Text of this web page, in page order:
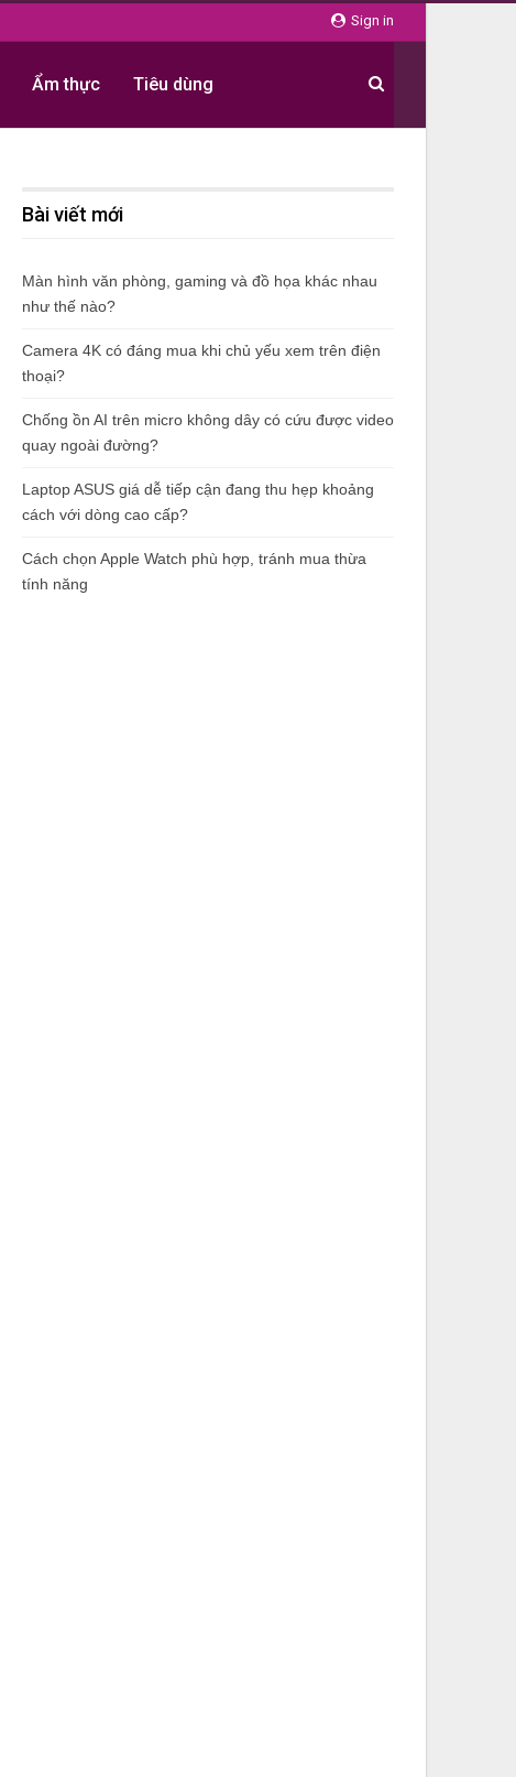
Sign in
Ẩm thực Tiêu dùng
Bài viết mới
Màn hình văn phòng, gaming và đồ họa khác nhau
như thế nào?
Camera 4K có đáng mua khi chủ yếu xem trên điện
thoại?
Chống ồn AI trên micro không dây có cứu được video
quay ngoài đường?
Laptop ASUS giá dễ tiếp cận đang thu hẹp khoảng
cách với dòng cao cấp?
Cách chọn Apple Watch phù hợp, tránh mua thừa
tính năng